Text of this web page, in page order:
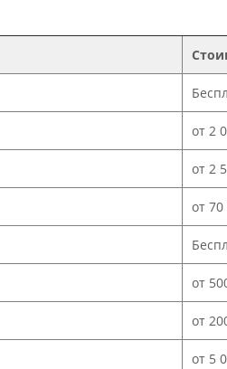
от 2
от 2
от
от
от
от 5